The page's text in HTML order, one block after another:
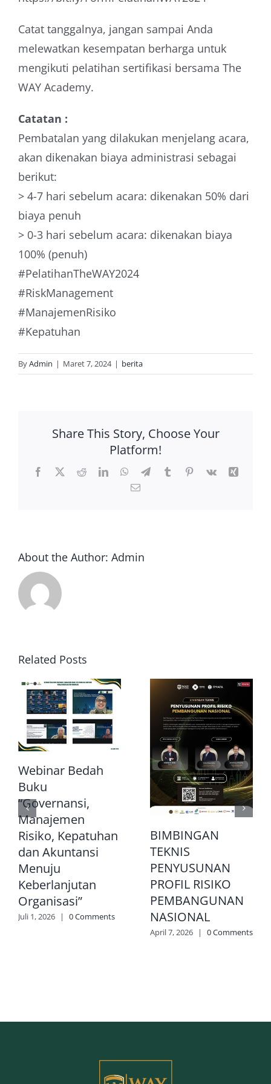
Catat tanggalnya, jangan sampai Anda
melewatkan kesempatan berharga untuk
mengikuti pelatihan sertifikasi bersama The
WAY Academy.
Catatan :
Pembatalan yang dilakukan menjelang acara,
akan dikenakan biaya administrasi sebagai
berikut:
> 4-7 hari sebelum acara: dikenakan 50% dari
biaya penuh
> 0-3 hari sebelum acara: dikenakan biaya
100% (penuh)
#PelatihanTheWAY2024
#RiskManagement
#ManajemenRisiko
#Kepatuhan
ByAdmin | Maret 7, 2024 | berita
Share This Story, Choose Your
Platform!
Facebook
X RedditLinkedInWhatsApp
TelegramTumblrPinterest
Vk
Xing
Email
About the Author: Admin
Related Posts
Webinar Bedah
Buku
“Governansi,
Manajemen
Risiko, Kepatuhan
dan Akuntansi
Menuju
Keberlanjutan
Organisasi”
Juli 1, 2026 | 0 Comments
BIMBINGAN
TEKNIS
PENYUSUNAN
PROFIL RISIKO
PEMBANGUNAN
NASIONAL
April 7, 2026 | 0 Comments